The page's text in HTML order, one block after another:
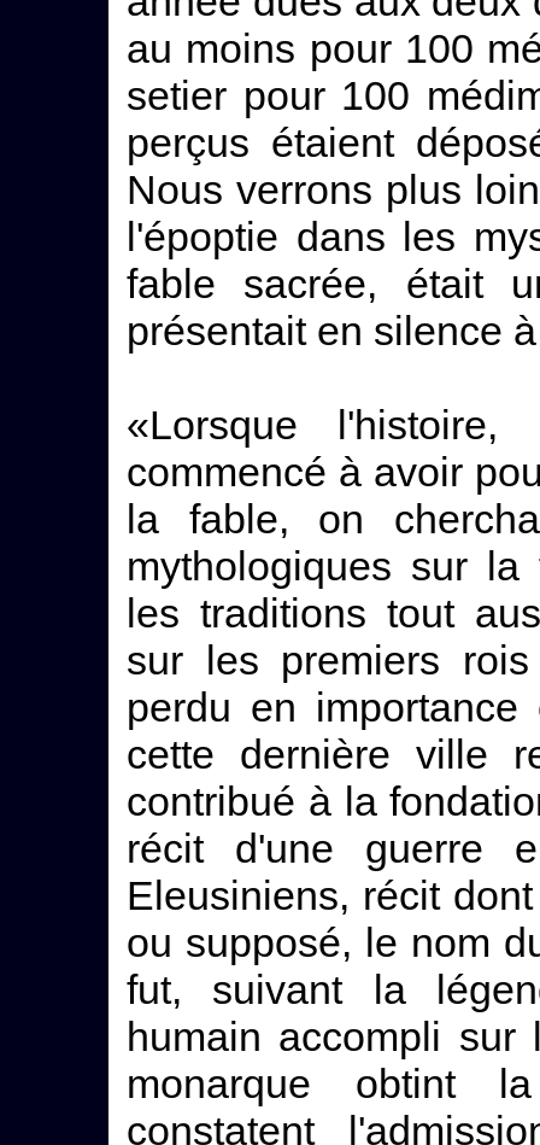
au moins pour 100
setier pour 100
perçus étaient
Nous verrons plus
l'époptie dans les
fable sacrée, était
présentait en silence
«Lorsque
commencé à avoir
la fable, on
mythologiques sur
les traditions tout
sur les premiers
perdu en
cette dernière ville
contribué à la
récit d'une guerre
Eleusiniens, récit
ou supposé, le nom
fut, suivant la
humain accompli
monarque obtint
constatent